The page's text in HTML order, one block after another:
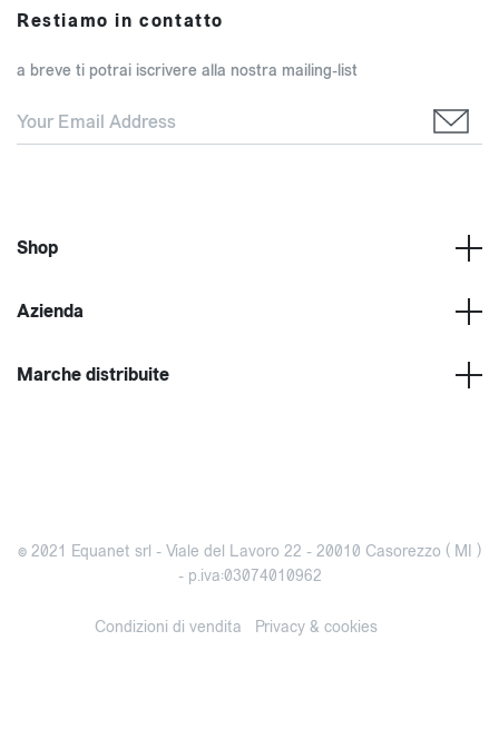
Restiamo in contatto
a breve ti potrai iscrivere alla nostra mailing-list
Shop
Azienda
Marche distribuite
© 2021 Equanet srl - Viale del Lavoro 22 - 20010 Casorezzo ( MI )
- p.iva:03074010962
Condizioni di vendita Privacy & cookies